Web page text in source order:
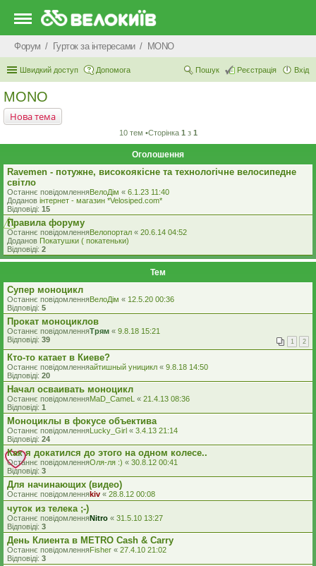
Форум Гурток за інтересами MONO
Швидкий доступ Допомога Вхід
Реєстрація
Пошук
MONO
Нова тема
10 тем •Сторінка 1 з 1
Оголошення
Ravemen - потужне, високоякісне та технологічне велосипедне
світло
Останнє повідомленняВелоДім « 6.1.23 11:40
Доданов iнтернет - магазин *Velosiped.com*
Відповіді: 15
Правила форуму
Останнє повідомленняВелопортал « 20.6.14 04:52
Доданов Покатушки ( покатеньки)
Відповіді: 2
Тем
Супер моноцикл
Останнє повідомленняВелоДім « 12.5.20 00:36
Відповіді: 5
Прокат моноциклов
Останнє повідомленняТрям « 9.8.18 15:21
Відповіді: 39 1 2
Кто-то катает в Киеве?
Останнє повідомленняайтишный уницикл « 9.8.18 14:50
Відповіді: 20
Начал осваивать моноцикл
Останнє повідомленняMaD_CameL « 21.4.13 08:36
Відповіді: 1
Моноциклы в фокусе объектива
Останнє повідомленняLucky_Girl « 3.4.13 21:14
Відповіді: 24
Как я докатился до этого на одном колесе..
Останнє повідомленняОля-ля :) « 30.8.12 00:41
Відповіді: 3
Для начинающих (видео)
Останнє повідомленняkiv « 28.8.12 00:08
чуток из телека ;-)
Останнє повідомленняNitro « 31.5.10 13:27
Відповіді: 3
День Клиента в METRO Cash & Carry
Останнє повідомленняFisher « 27.4.10 21:02
Відповіді: 3